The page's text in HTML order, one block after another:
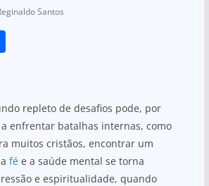
Santos
S
e repleto de desafios pode, por
enfrentar batalhas internas, como
muitos cristãos, encontrar um
fée a saúde mental se torna
e espiritualidade, quando